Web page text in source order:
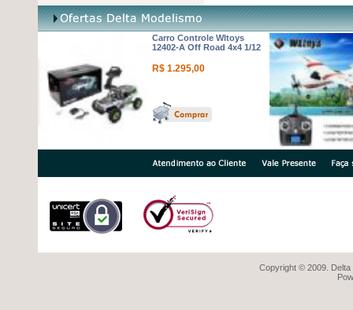
Carro Controle Wltoys
12402-A Off Road 4x4 1/12
R$ 1.295,00
Copyright © 2009.